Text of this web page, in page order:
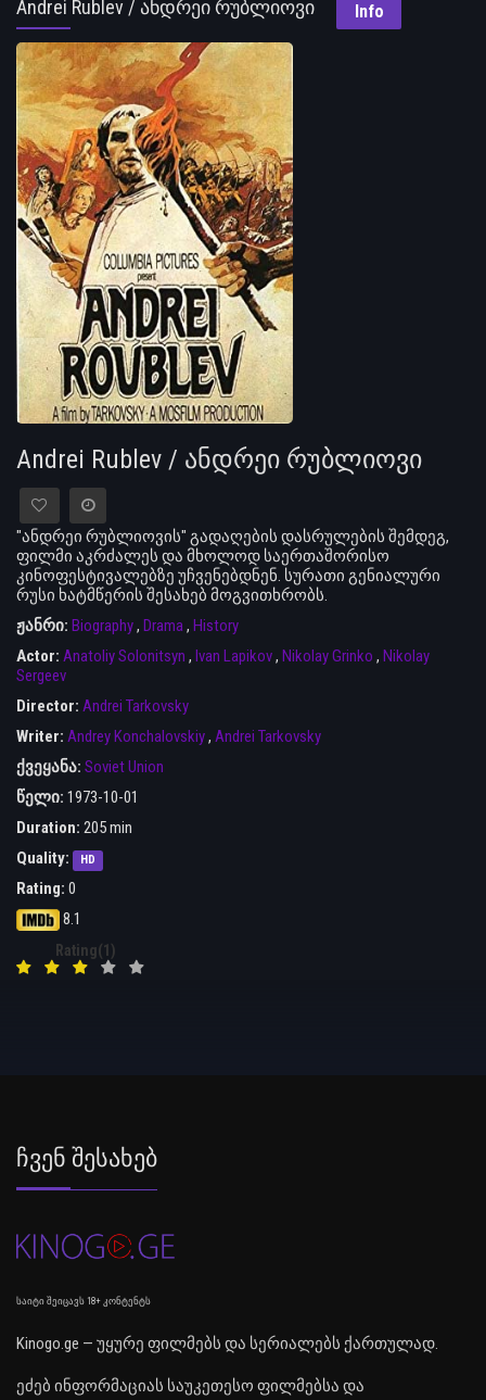
Andrei Rublev / ანდრეი რუბლიოვი Info
Andrei Rublev / ანდრეი რუბლიოვი
"ანდრეი რუბლიოვის" გადაღების დასრულების შემდეგ,
ფილმი აკრძალეს და მხოლოდ საერთაშორისო
კინოფესტივალებზე უჩვენებდნენ. სურათი გენიალური
რუსი ხატმწერის შესახებ მოგვითხრობს.
ჟანრი: Biography, Drama, History
Actor: Anatoliy Solonitsyn , Ivan Lapikov, Nikolay Grinko , Nikolay
Sergeev
Director: Andrei Tarkovsky
Writer: Andrey Konchalovskiy, Andrei Tarkovsky
ქვეყანა: Soviet Union
წელი: 1973-10-01
Duration: 205 min
Quality:
HD
Rating: 0
8.1
Rating(1)
Ჩვენ Შესახებ
საიტი შეიცავს 18+ კონტენტს
Kinogo.ge — უყურე ფილმებს და სერიალებს ქართულად.
ეძებ ინფორმაციას საუკეთესო ფილმებსა და